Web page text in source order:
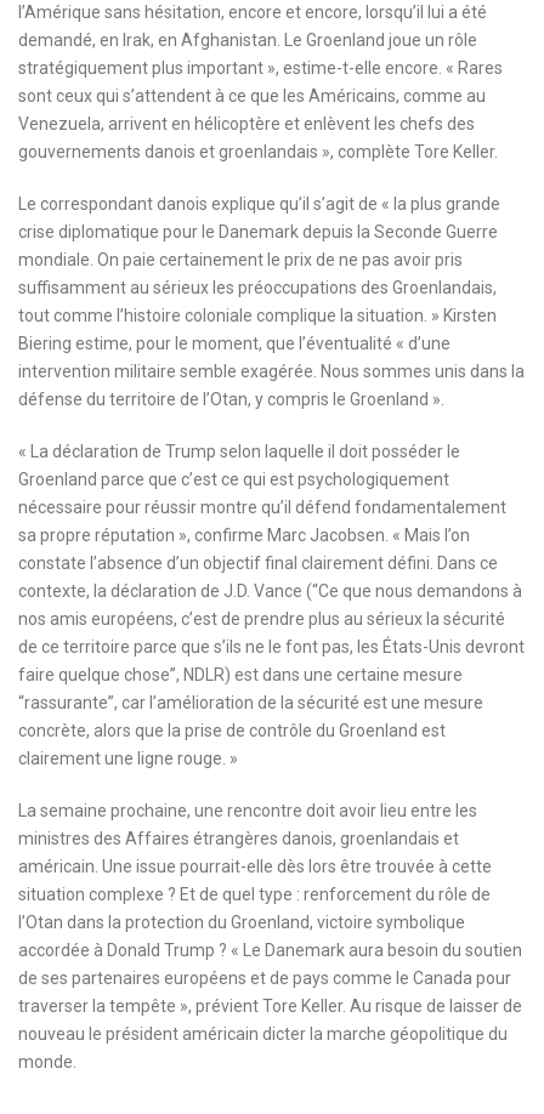
l’Amérique sans hésitation, encore et encore, lorsqu’il lui a été
demandé, en Irak, en Afghanistan. Le Groenland joue un rôle
stratégiquement plus important », estime-t-elle encore. « Rares
sont ceux qui s’attendent à ce que les Américains, comme au
Venezuela, arrivent en hélicoptère et enlèvent les chefs des
gouvernements danois et groenlandais », complète Tore Keller.
Le correspondant danois explique qu’il s’agit de « la plus grande
crise diplomatique pour le Danemark depuis la Seconde Guerre
mondiale. On paie certainement le prix de ne pas avoir pris
suffisamment au sérieux les préoccupations des Groenlandais,
tout comme l’histoire coloniale complique la situation. » Kirsten
Biering estime, pour le moment, que l’éventualité « d’une
intervention militaire semble exagérée. Nous sommes unis dans la
défense du territoire de l’Otan, y compris le Groenland ».
« La déclaration de Trump selon laquelle il doit posséder le
Groenland parce que c’est ce qui est psychologiquement
nécessaire pour réussir montre qu’il défend fondamentalement
sa propre réputation », confirme Marc Jacobsen. « Mais l’on
constate l’absence d’un objectif final clairement défini. Dans ce
contexte, la déclaration de J.D. Vance (“Ce que nous demandons à
nos amis européens, c’est de prendre plus au sérieux la sécurité
de ce territoire parce que s’ils ne le font pas, les États-Unis devront
faire quelque chose”, NDLR) est dans une certaine mesure
“rassurante”, car l’amélioration de la sécurité est une mesure
concrète, alors que la prise de contrôle du Groenland est
clairement une ligne rouge. »
La semaine prochaine, une rencontre doit avoir lieu entre les
ministres des Affaires étrangères danois, groenlandais et
américain. Une issue pourrait-elle dès lors être trouvée à cette
situation complexe ? Et de quel type : renforcement du rôle de
l’Otan dans la protection du Groenland, victoire symbolique
accordée à Donald Trump ? « Le Danemark aura besoin du soutien
de ses partenaires européens et de pays comme le Canada pour
traverser la tempête », prévient Tore Keller. Au risque de laisser de
nouveau le président américain dicter la marche géopolitique du
monde.